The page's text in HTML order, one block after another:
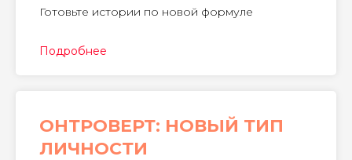
Готовьте истории по новой формуле
Подробнее
ОНТРОВЕРТ: НОВЫЙ ТИП
ЛИЧНОСТИ